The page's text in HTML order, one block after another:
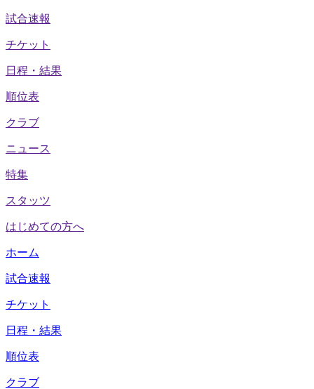
試合速報
チケット
日程・結果
順位表
クラブ
ニュース
特集
スタッツ
はじめての方へ
ホーム
試合速報
チケット
日程・結果
順位表
クラブ